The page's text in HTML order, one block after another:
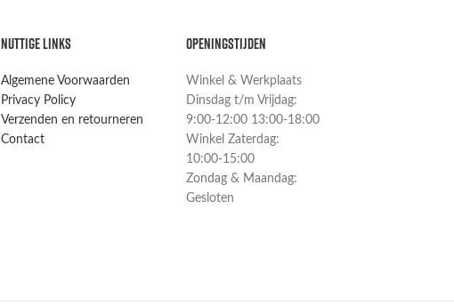
NUTTIGE LINKS
Algemene Voorwaarden
Privacy Policy
Verzenden en retourneren
Contact
OPENINGSTIJDEN
Winkel & Werkplaats
Dinsdag t/m Vrijdag:
9:00-12:00 13:00-18:00
Winkel Zaterdag:
10:00-15:00
Zondag & Maandag:
Gesloten